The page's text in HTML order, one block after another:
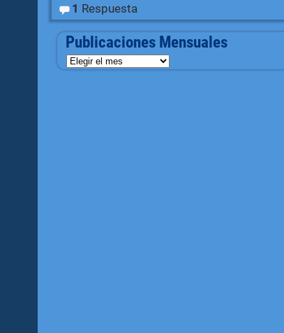
1 Respuesta
Publicaciones Mensuales